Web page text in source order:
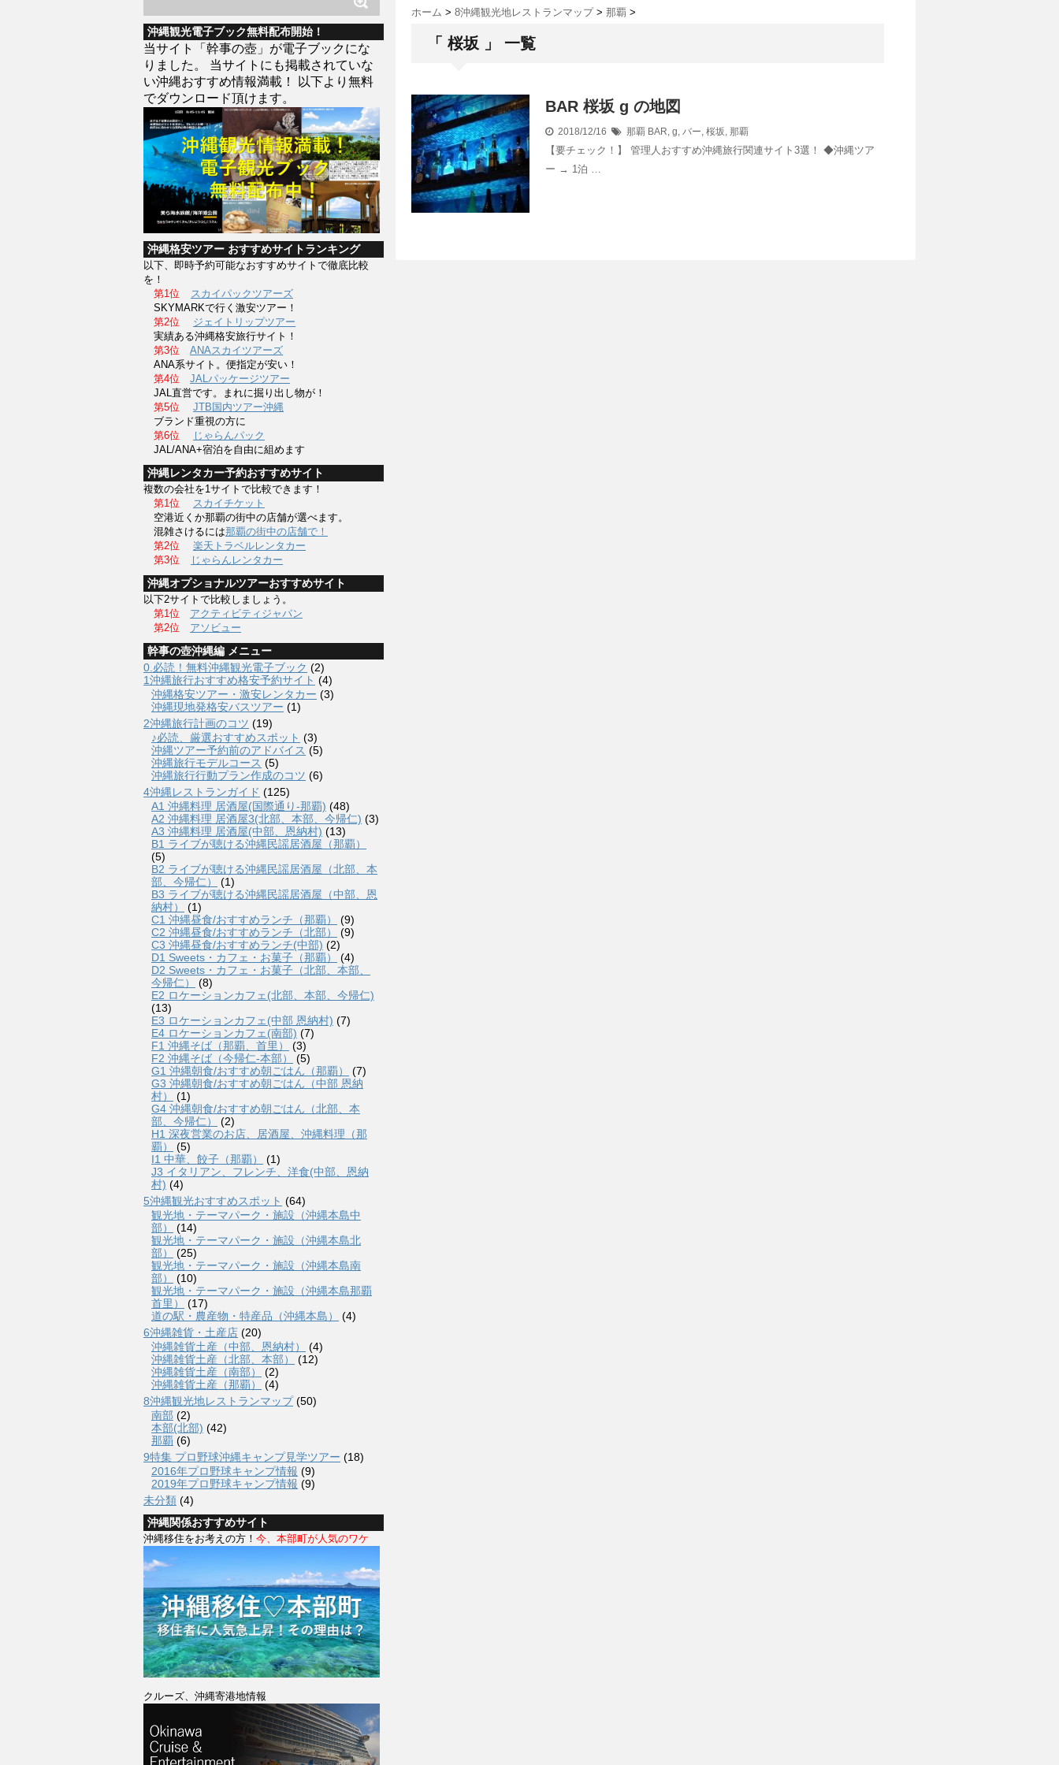
ホーム > 8沖縄観光地レストランマップ > 那覇 >
「 桜坂 」 一覧
BAR 桜坂 g の地図
2018/12/16 那覇 BAR, g, バー, 桜坂, 那覇
【要チェック！】 管理人おすすめ沖縄旅行関連サイト3選！ ◆沖縄ツア
ー → 1泊 …
沖縄観光電子ブック無料配布開始！
当サイト「幹事の壺」が電子ブックにな
りました。 当サイトにも掲載されていな
い沖縄おすすめ情報満載！ 以下より無料
でダウンロード頂けます。
沖縄格安ツアー おすすめサイトランキング
以下、即時予約可能なおすすめサイトで徹底比較
を！
第1位
スカイパックツアーズ
SKYMARKで行く激安ツアー！
第2位
ジェイトリップツアー
実績ある沖縄格安旅行サイト！
第3位
ANAスカイツアーズ
ANA系サイト。便指定が安い！
第4位
JALパッケージツアー
JAL直営です。まれに掘り出し物が！
第5位
JTB国内ツアー沖縄
ブランド重視の方に
第6位
じゃらんパック
JAL/ANA+宿泊を自由に組めます
沖縄レンタカー予約おすすめサイト
複数の会社を1サイトで比較できます！
第1位
スカイチケット
空港近くか那覇の街中の店舗が選べます。
混雑さけるには那覇の街中の店舗で！
第2位
楽天トラベルレンタカー
第3位
じゃらんレンタカー
沖縄オプショナルツアーおすすめサイト
以下2サイトで比較しましょう。
第1位
アクティビティジャパン
第2位
アソビュー
幹事の壺沖縄編 メニュー
0.必読！無料沖縄観光電子ブック (2)
1沖縄旅行おすすめ格安予約サイト (4)
沖縄格安ツアー・激安レンタカー (3)
沖縄現地発格安バスツアー (1)
2沖縄旅行計画のコツ (19)
♪必読、厳選おすすめスポット (3)
沖縄ツアー予約前のアドバイス (5)
沖縄旅行モデルコース (5)
沖縄旅行行動プラン作成のコツ (6)
4沖縄レストランガイド (125)
A1 沖縄料理 居酒屋(国際通り-那覇) (48)
A2 沖縄料理 居酒屋3(北部、本部、今帰仁) (3)
A3 沖縄料理 居酒屋(中部、恩納村) (13)
B1 ライブが聴ける沖縄民謡居酒屋（那覇）
(5)
B2 ライブが聴ける沖縄民謡居酒屋（北部、本
部、今帰仁）
(1)
B3 ライブが聴ける沖縄民謡居酒屋（中部、恩
納村）
(1)
C1 沖縄昼食/おすすめランチ（那覇）
(9)
C2 沖縄昼食/おすすめランチ（北部）
(9)
C3 沖縄昼食/おすすめランチ(中部) (2)
D1 Sweets・カフェ・お菓子（那覇）
(4)
D2 Sweets・カフェ・お菓子（北部、本部、
今帰仁）
(8)
E2 ロケーションカフェ(北部、本部、今帰仁)
(13)
E3 ロケーションカフェ(中部 恩納村) (7)
E4 ロケーションカフェ(南部) (7)
F1 沖縄そば（那覇、首里）
(3)
F2 沖縄そば（今帰仁-本部）
(5)
G1 沖縄朝食/おすすめ朝ごはん（那覇）
(7)
G3 沖縄朝食/おすすめ朝ごはん（中部 恩納
村）
(1)
G4 沖縄朝食/おすすめ朝ごはん（北部、本
部、今帰仁）
(2)
H1 深夜営業のお店、居酒屋、沖縄料理（那
覇）
(5)
I1 中華、餃子（那覇）
(1)
J3 イタリアン、フレンチ、洋食(中部、恩納
村) (4)
5沖縄観光おすすめスポット (64)
観光地・テーマパーク・施設（沖縄本島中
部）
(14)
観光地・テーマパーク・施設（沖縄本島北
部）
(25)
観光地・テーマパーク・施設（沖縄本島南
部）
(10)
観光地・テーマパーク・施設（沖縄本島那覇
首里）
(17)
道の駅・農産物・特産品（沖縄本島）
(4)
6沖縄雑貨・土産店 (20)
沖縄雑貨土産（中部、恩納村）
(4)
沖縄雑貨土産（北部、本部）
(12)
沖縄雑貨土産（南部）
(2)
沖縄雑貨土産（那覇）
(4)
8沖縄観光地レストランマップ(50)
南部 (2)
本部(北部) (42)
那覇 (6)
9特集 プロ野球沖縄キャンプ見学ツアー (18)
2016年プロ野球キャンプ情報 (9)
2019年プロ野球キャンプ情報 (9)
未分類 (4)
沖縄関係おすすめサイト
沖縄移住をお考えの方！ 今、本部町が人気のワケ
クルーズ、沖縄寄港地情報